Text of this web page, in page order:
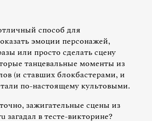
способ для
эмоции персонажей,
или просто сделать сцену
танцевальные моменты из
(и ставших блокбастерами, и
по-настоящему культовыми.
зажигательные сцены из
загадал в тесте-викторине?